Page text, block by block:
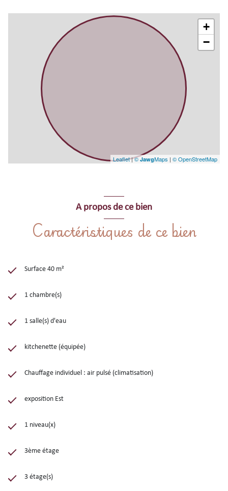
proche de la plage avec accès immédiat aux commerces, cafés restaurant
et toutes animations du village. Capacité d'acceuil : 2 ou 3 personnes
L'appartement se trouve au 3ème étage d'une maison de village dans une
rue commerçante du Centre Historique de Collioure. Vous profiterez d'une
superbe TERRASSE spacieuse et protégée du soleil par un store. Une pièce
à vivre avec coin repas, salon avec banquette pouvant recevoir 1
couchage 90 x 190, un coin cuisine, et côté intérieur de l'immeuble une
jolie chambre avec un lit double 2 personnes 140 x 190, une grande
penderie de rangement, une salle d'eau avec wc.
Appartement équipé de CLIMATISATION REVERSIBLE. Linge de lit et
serviettes de toilette INCLUS dans la location.
L'escalier d'accès, typique des maisons de village, peut ne pas convenir pas
aux personnes à mobilités réduites et enfants en bas âges.
courts-séjours autorisés hors juillet et août. Nous consulter.
+
−
Leaflet|©JawgMaps | © OpenStreetMap
A propos de ce bien
Caractéristiques de ce bien
Surface 40 m²
1 chambre(s)
1 salle(s) d'eau
kitchenette (équipée)
Chauffage individuel : air pulsé (climatisation)
exposition Est
1 niveau(x)
3ème étage
3 étage(s)